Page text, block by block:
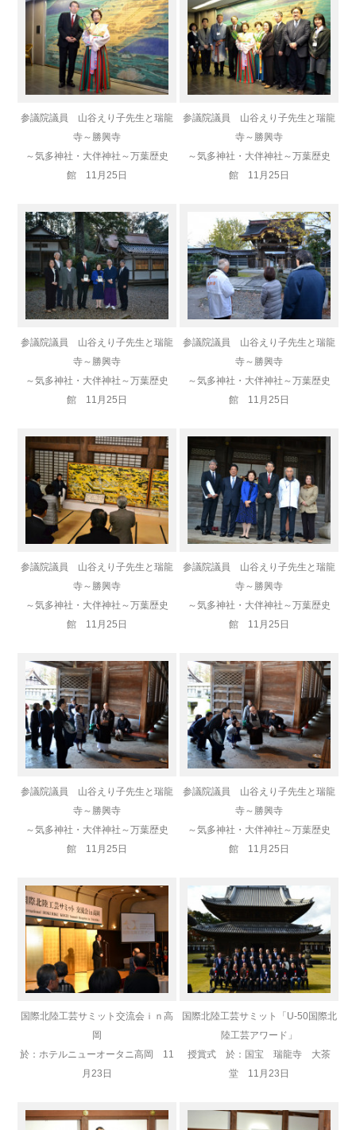
参議院議員 山谷えり子先生と瑞龍
寺～勝興寺
～気多神社・大伴神社～万葉歴史
館 11月25日
参議院議員 山谷えり子先生と瑞龍
寺～勝興寺
～気多神社・大伴神社～万葉歴史
館 11月25日
参議院議員 山谷えり子先生と瑞龍
寺～勝興寺
～気多神社・大伴神社～万葉歴史
館 11月25日
参議院議員 山谷えり子先生と瑞龍
寺～勝興寺
～気多神社・大伴神社～万葉歴史
館 11月25日
参議院議員 山谷えり子先生と瑞龍
寺～勝興寺
～気多神社・大伴神社～万葉歴史
館 11月25日
参議院議員 山谷えり子先生と瑞龍
寺～勝興寺
～気多神社・大伴神社～万葉歴史
館 11月25日
参議院議員 山谷えり子先生と瑞龍
寺～勝興寺
～気多神社・大伴神社～万葉歴史
館 11月25日
参議院議員 山谷えり子先生と瑞龍
寺～勝興寺
～気多神社・大伴神社～万葉歴史
館 11月25日
国際北陸工芸サミット交流会ｉｎ高
岡
於：ホテルニューオータニ高岡 11
月23日
国際北陸工芸サミット「U-50国際北
陸工芸アワード」
授賞式 於：国宝 瑞龍寺 大茶
堂 11月23日